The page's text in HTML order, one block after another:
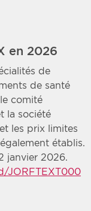
en 2026
de
de santé
comité
la société
les prix limites
établis.
janvier 2026.
JORFTEXT000